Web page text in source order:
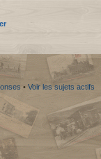
• Voir les sujets actifs